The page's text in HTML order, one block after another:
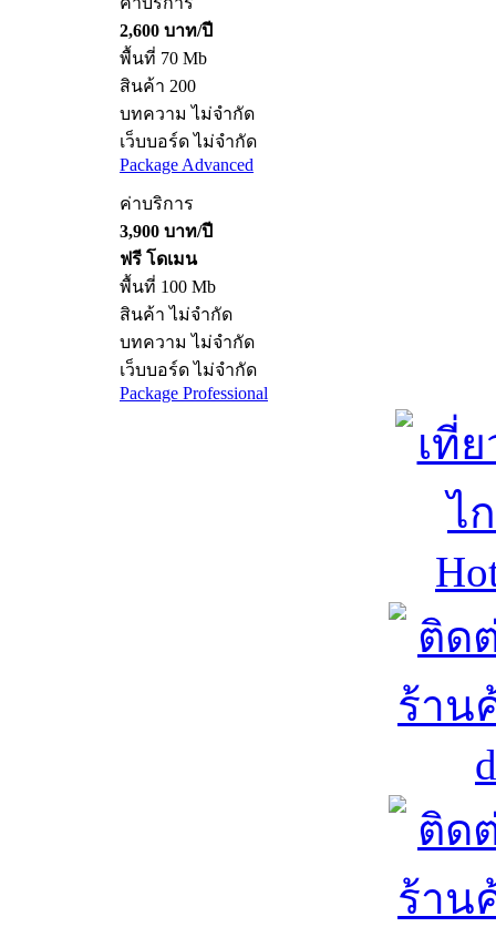
2,600 บาท/ปี
พื้นที่ 70 Mb
สินค้า 200
บทความ ไม่จำกัด
เว็บบอร์ด ไม่จำกัด
Package Advanced
3,900 บาท/ปี
ฟรี โดเมน
พื้นที่ 100 Mb
สินค้า ไม่จำกัด
บทความ ไม่จำกัด
เว็บบอร์ด ไม่จำกัด
Package Professional